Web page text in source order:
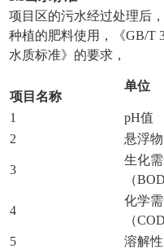
项目区的污水经过处理后
种植的肥料使用，《GB/T
水质标准》的要求，
单位
项目名称
1
pH值
2
悬浮物
3
生化
（
4
化学
（
5 溶解